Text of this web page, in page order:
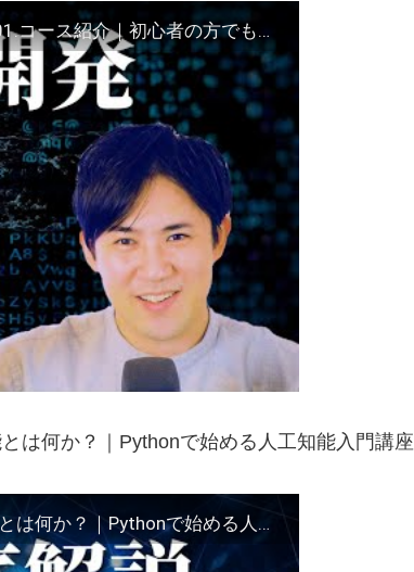
【Pythonで始める人工知能入門講座】AI講座01.コース紹介｜初心者の方でもわかるように説明を頑張ります！
は何か？｜Pythonで始める人工知能入門講座
【教養としての人工知能】AI講座02.人工知能とは何か？｜Pythonで始める人工知能入門講座